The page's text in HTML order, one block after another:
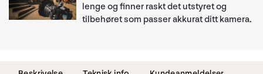
lenge og finner raskt det utstyret og
tilbehøret som passer akkurat ditt kamera.